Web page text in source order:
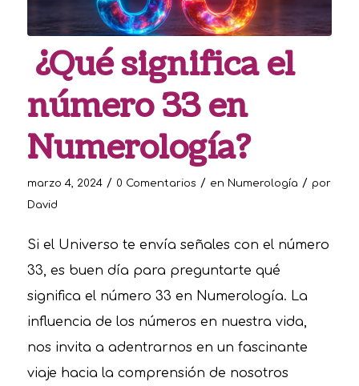
¿Qué significa el
número 33 en
Numerología?
marzo 4, 2024 / 0 Comentarios / en Numerología / por
David
Si el Universo te envía señales con el número
33, es buen día para preguntarte qué
significa el número 33 en Numerología. La
influencia de los números en nuestra vida,
nos invita a adentrarnos en un fascinante
viaje hacia la comprensión de nosotros